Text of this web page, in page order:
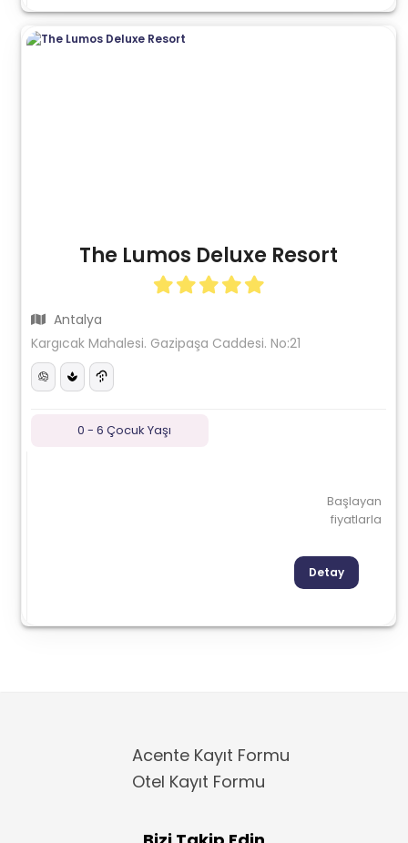
The Lumos Deluxe Resort
Antalya
Kargıcak Mahalesi. Gazipaşa Caddesi. No:21
0 - 6 Çocuk Yaşı
Başlayan
fiyatlarla
Detay
Acente Kayıt Formu
Otel Kayıt Formu